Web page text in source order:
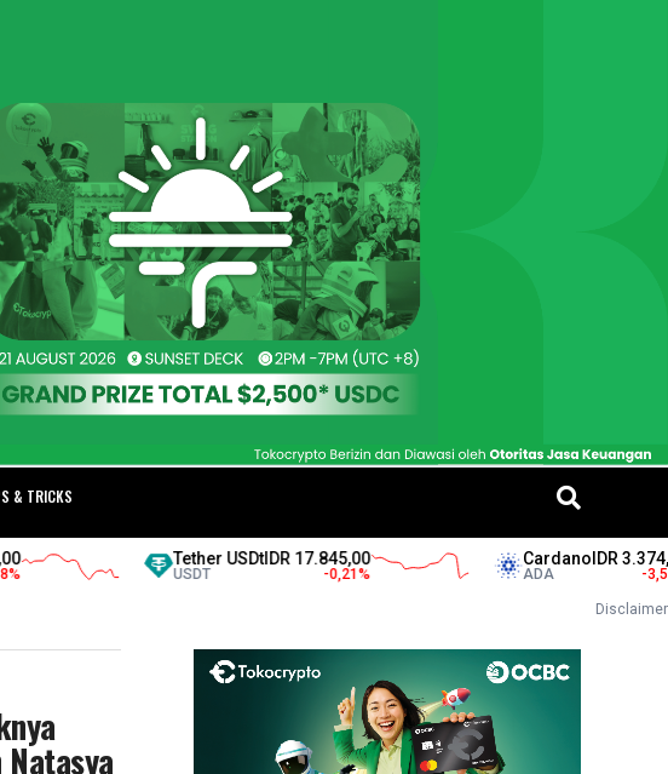
& TRICKS
Tether USDtIDR 17.845,00
USDT
CardanoIDR 3.374,00
ADA
Disclaimer